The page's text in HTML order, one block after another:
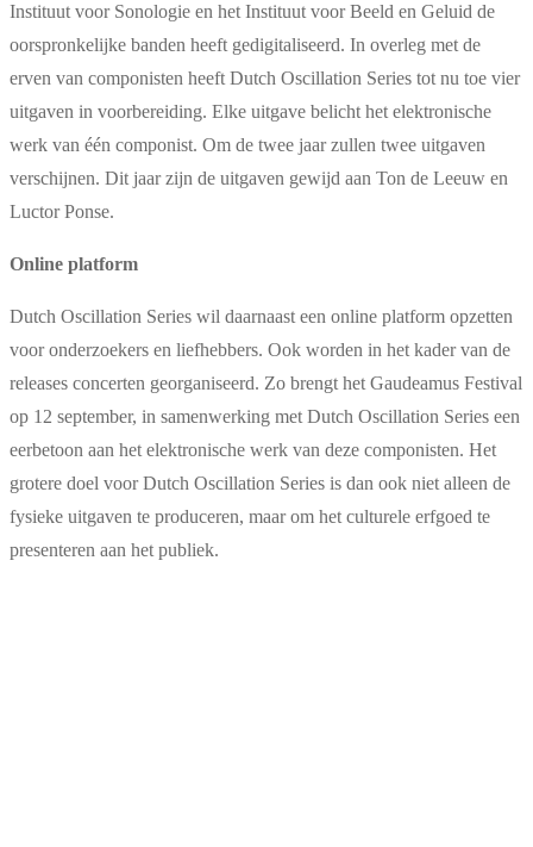
Instituut voor Sonologie en het Instituut voor Beeld en Geluid de
oorspronkelijke banden heeft gedigitaliseerd. In overleg met de
erven van componisten heeft Dutch Oscillation Series tot nu toe vier
uitgaven in voorbereiding. Elke uitgave belicht het elektronische
werk van één componist. Om de twee jaar zullen twee uitgaven
verschijnen. Dit jaar zijn de uitgaven gewijd aan Ton de Leeuw en
Luctor Ponse.
Online platform
Dutch Oscillation Series wil daarnaast een online platform opzetten
voor onderzoekers en liefhebbers. Ook worden in het kader van de
releases concerten georganiseerd. Zo brengt het Gaudeamus Festival
op 12 september, in samenwerking met Dutch Oscillation Series een
eerbetoon aan het elektronische werk van deze componisten. Het
grotere doel voor Dutch Oscillation Series is dan ook niet alleen de
fysieke uitgaven te produceren, maar om het culturele erfgoed te
presenteren aan het publiek.